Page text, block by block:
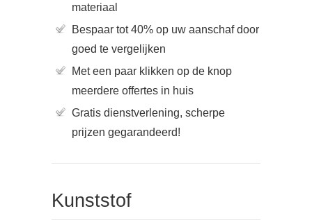
materiaal
Bespaar tot 40% op uw aanschaf door
goed te vergelijken
Met een paar klikken op de knop
meerdere offertes in huis
Gratis dienstverlening, scherpe
prijzen gegarandeerd!
Kunststof